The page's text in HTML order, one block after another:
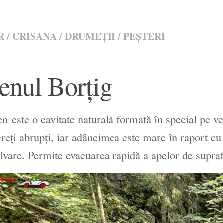
/ CRISANA/DRUMEŢII /PEȘTERI
Borțig
este o cavitate naturală formată în special pe
abrupți, iar adâncimea este mare în raport
Permite evacuarea rapidă a apelor de